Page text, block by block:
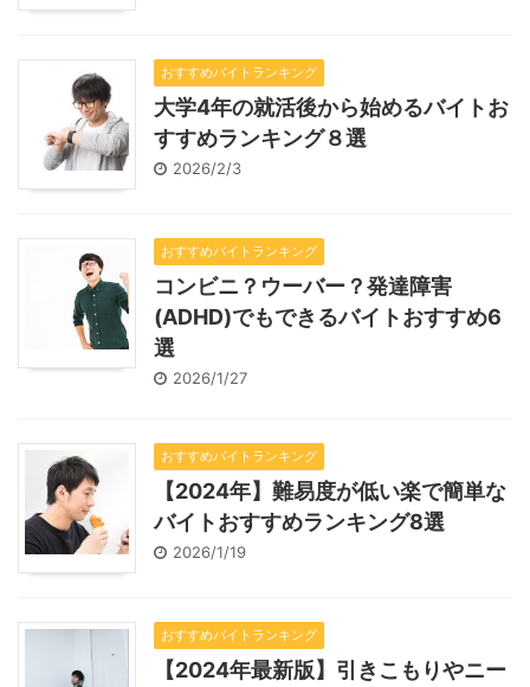
おすすめバイトランキング
大学4年の就活後から始めるバイトお
すすめランキング８選
2026/2/3
おすすめバイトランキング
コンビニ？ウーバー？発達障害
(ADHD)でもできるバイトおすすめ6
選
2026/1/27
おすすめバイトランキング
【2024年】難易度が低い楽で簡単な
バイトおすすめランキング8選
2026/1/19
おすすめバイトランキング
【2024年最新版】引きこもりやニー